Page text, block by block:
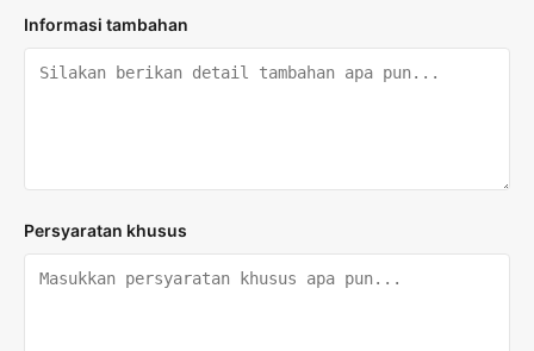
Informasi tambahan
Persyaratan khusus